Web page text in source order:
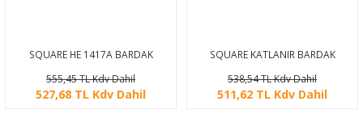
SQUARE HE 1417A BARDAK
555,45 TL Kdv Dahil
527,68 TL Kdv Dahil
SQUARE KATLANIR BARDAK
538,54 TL Kdv Dahil
511,62 TL Kdv Dahil